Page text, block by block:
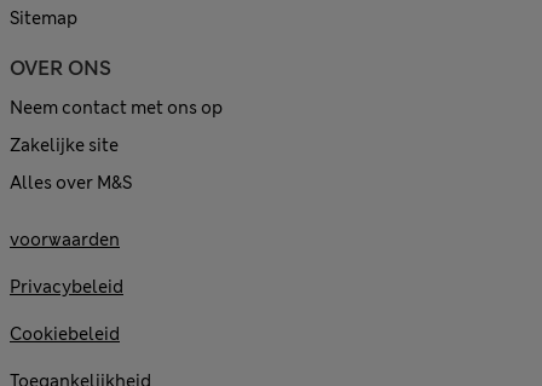
Sitemap
OVER ONS
Neem contact met ons op
Zakelijke site
Alles over M&S
voorwaarden
Privacybeleid
Cookiebeleid
Toegankelijkheid